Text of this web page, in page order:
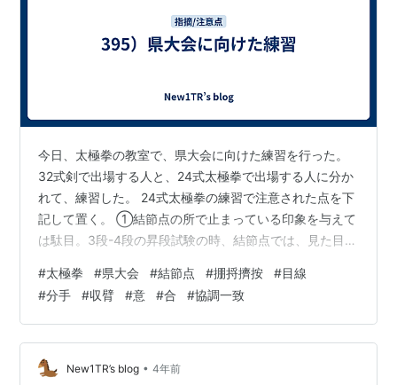
今日、太極拳の教室で、県大会に向けた練習を行った。
32式剣で出場する人と、24式太極拳で出場する人に分か
れて、練習した。 24式太極拳の練習で注意された点を下
記して置く。 ①結節点の所で止まっている印象を与えて
は駄目。3段-4段の昇段試験の時、結節点では、見た目は
（緩んで繋いで）をしてから、動く（広がる）様、指導
された。基礎を学ぶ時は、楷書で文字を書く様なものだ
から、それで良いが、県大会では、行書/草書で書く様
な、なめらかな動きが必要。結節点に到達する少し前か
ら次の準備を始めて、止まらない様に、流れが途切れな
#太極拳 #県大会 #結節点 #掤捋擠按 #目線
#分手 #収臂 #意 #合 #協調一致
New1TR’s blog • 4年前